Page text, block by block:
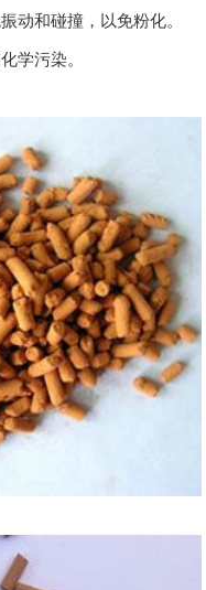
动和碰撞，以免粉化。
学污染。